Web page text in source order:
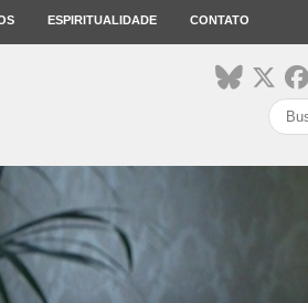
ESPIRITUALIDADE CONTATO